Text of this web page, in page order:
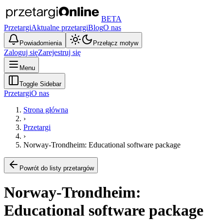
BETA
PrzetargiAktualne przetargiBlogO nas
Powiadomienia Przełącz motyw
Zaloguj sięZarejestruj się
Menu
Toggle Sidebar
PrzetargiO nas
Strona główna
›
Przetargi
›
Norway-Trondheim: Educational software package
Powrót do listy przetargów
Norway-Trondheim:
Educational software package